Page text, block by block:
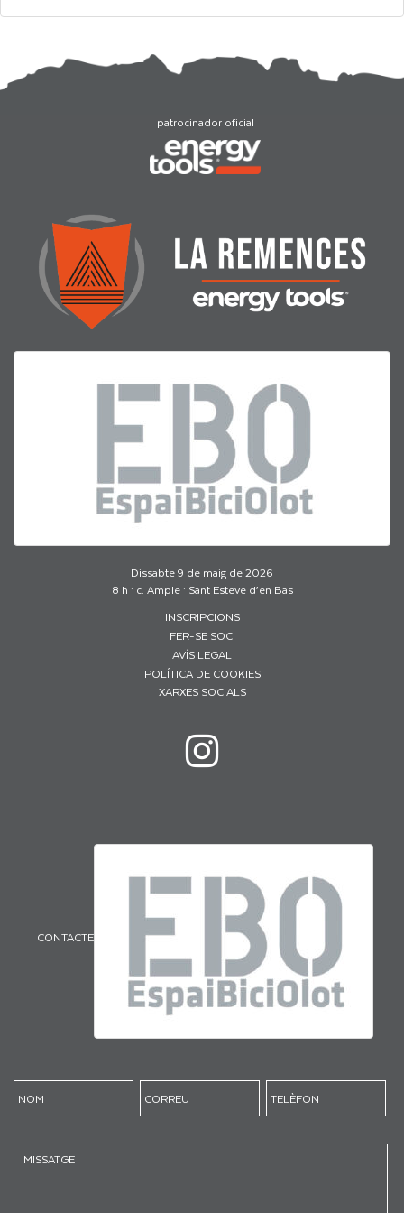
patrocinador oficial
Dissabte 9 de maig de 2026
8 h · c. Ample · Sant Esteve d’en Bas
INSCRIPCIONS
FER-SE SOCI
AVÍS LEGAL
POLÍTICA DE COOKIES
XARXES SOCIALS
CONTACTE